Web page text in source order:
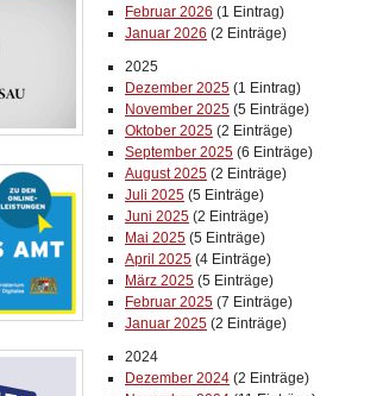
Februar 2026 (1 Eintrag)
Januar 2026 (2 Einträge)
2025
Dezember 2025 (1 Eintrag)
November 2025 (5 Einträge)
Oktober 2025 (2 Einträge)
September 2025 (6 Einträge)
August 2025 (2 Einträge)
Juli 2025 (5 Einträge)
Juni 2025 (2 Einträge)
Mai 2025 (5 Einträge)
April 2025 (4 Einträge)
März 2025 (5 Einträge)
Februar 2025 (7 Einträge)
Januar 2025 (2 Einträge)
2024
Dezember 2024 (2 Einträge)